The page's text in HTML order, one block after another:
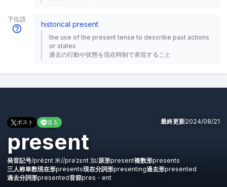
下位語
historical present
the use of the present tense to describe past actions
or states
過去の行動や状態を現在時制で表現すること
ポスト 送る 最終更新2024/08/21
present
発音記号/préznt 米//prəˈzɛnt 加/原形present複数形presents
三人称単数現在形presents現在分詞形presenting過去形presented
過去分詞形presented音節pres・ent